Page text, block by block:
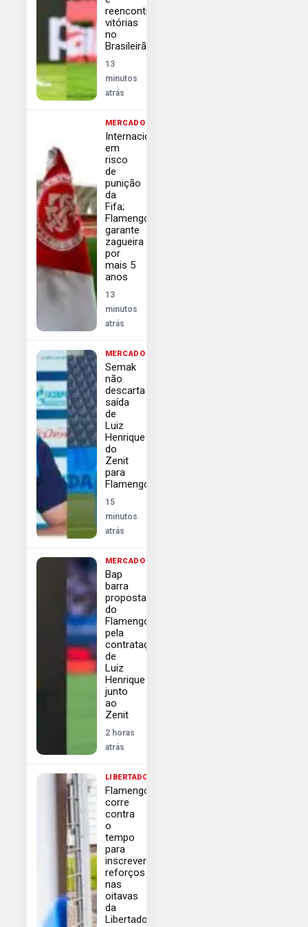
reencontrar
vitórias
no
Brasileirão
13
minutos
atrás
MERCADO
Internacional
em
risco
de
punição
da
Fifa;
Flamengo
garante
zagueira
por
mais 5
anos
13
minutos
atrás
MERCADO
Semak
não
descarta
saída
de
Luiz
Henrique
do
Zenit
para
Flamengo
15
minutos
atrás
MERCADO
Bap
barra
proposta
do
Flamengo
pela
contratação
de
Luiz
Henrique
junto
ao
Zenit
2 horas
atrás
LIBERTADORES
Flamengo
corre
contra
o
tempo
para
inscrever
reforços
nas
oitavas
da
Libertadores